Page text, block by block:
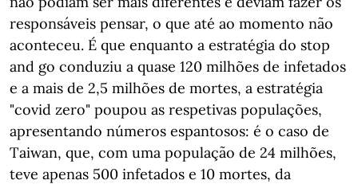
responsáveis pensar, o que até ao momento não
aconteceu. É que enquanto a estratégia do stop
and go conduziu a quase 120 milhões de infetados
e a mais de 2,5 milhões de mortes, a estratégia
"covid zero" poupou as respetivas populações,
apresentando números espantosos: é o caso de
Taiwan, que, com uma população de 24 milhões,
teve apenas 500 infetados e 10 mortes, da